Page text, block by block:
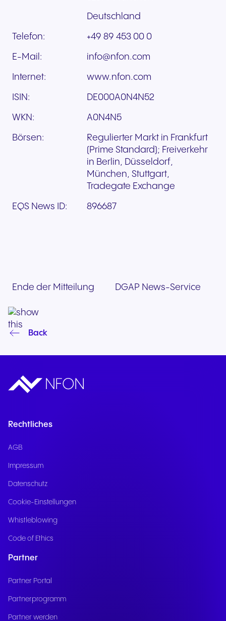
Deutschland
Telefon: +49 89 453 00 0
E-Mail: info@nfon.com
Internet: www.nfon.com
ISIN: DE000A0N4N52
WKN: A0N4N5
Börsen:
Regulierter Markt in Frankfurt
(Prime Standard); Freiverkehr
in Berlin, Düsseldorf,
München, Stuttgart,
Tradegate Exchange
EQS News ID: 896687
Ende der Mitteilung DGAP News-Service
Back
Rechtliches
AGB
Impressum
Datenschutz
Cookie-Einstellungen
Whistleblowing
Code of Ethics
Partner
Partner Portal
Partnerprogramm
Partner werden